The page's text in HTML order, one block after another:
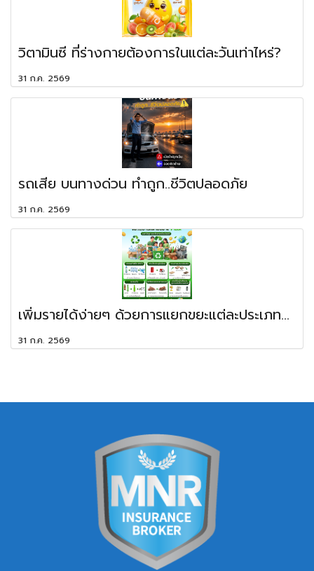
วิตามินซี ที่ร่างกายต้องการในแต่ละวันเท่าไหร่?
31 ก.ค. 2569
รถเสีย บนทางด่วน ทำถูก..ชีวิตปลอดภัย
31 ก.ค. 2569
เพิ่มรายได้ง่ายๆ ด้วยการแยกขยะแต่ละประเภท...
31 ก.ค. 2569